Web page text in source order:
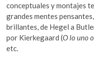
conceptuales y montajes
grandes mentes
brillantes, de Hegel a
por Kierkegaard (O lo uno
etc.